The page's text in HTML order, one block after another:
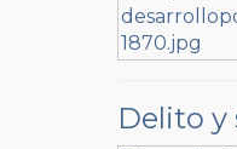
Delito y